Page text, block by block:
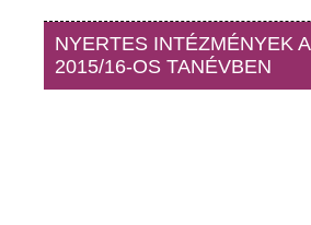
NYERTES INTÉZMÉNYEK A
2015/16-OS TANÉVBEN